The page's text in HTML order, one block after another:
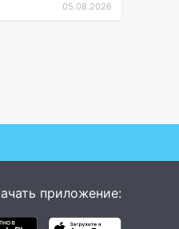
05.08.2026
приложение: